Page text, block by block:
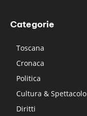
Categorie
Toscana
Cronaca
Politica
Cultura & Spettacolo
Diritti